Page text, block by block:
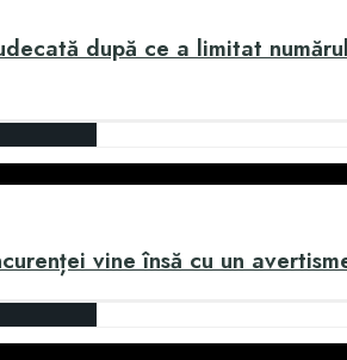
după ce a limitat
vine însă cu un